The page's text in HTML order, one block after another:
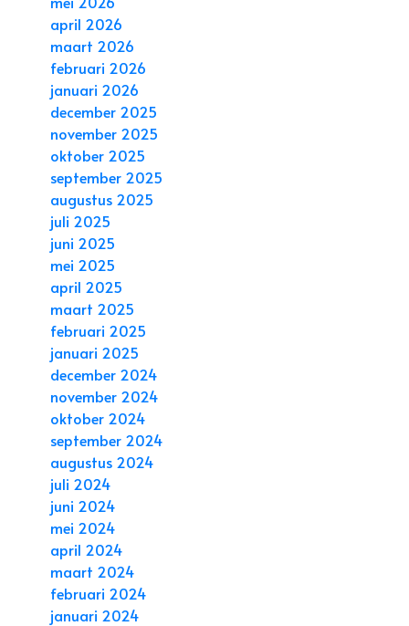
april 2026
maart 2026
februari 2026
januari 2026
december 2025
november 2025
oktober 2025
september 2025
augustus 2025
juli 2025
juni 2025
mei 2025
april 2025
maart 2025
februari 2025
januari 2025
december 2024
november 2024
oktober 2024
september 2024
augustus 2024
juli 2024
juni 2024
mei 2024
april 2024
maart 2024
februari 2024
januari 2024